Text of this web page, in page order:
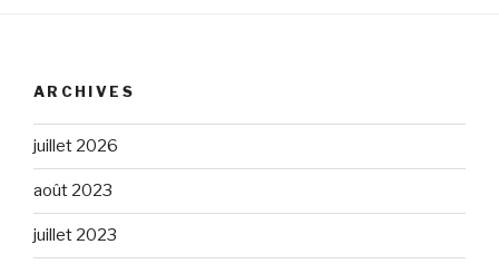
ARCHIVES
juillet 2026
août 2023
juillet 2023